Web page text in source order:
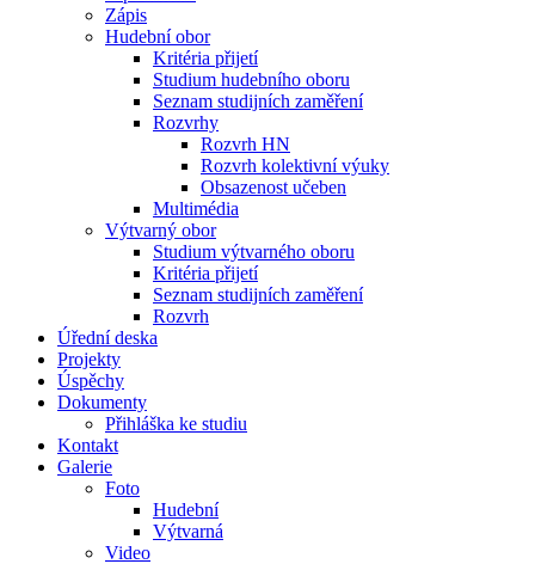
Zápis
Hudební obor
Kritéria přijetí
Studium hudebního oboru
Seznam studijních zaměření
Rozvrhy
Rozvrh HN
Rozvrh kolektivní výuky
Obsazenost učeben
Multimédia
Výtvarný obor
Studium výtvarného oboru
Kritéria přijetí
Seznam studijních zaměření
Rozvrh
Úřední deska
Projekty
Úspěchy
Dokumenty
Přihláška ke studiu
Kontakt
Galerie
Foto
Hudební
Výtvarná
Video